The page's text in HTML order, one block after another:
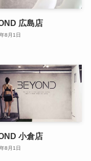
広島店
8月1日
小倉店
8月1日